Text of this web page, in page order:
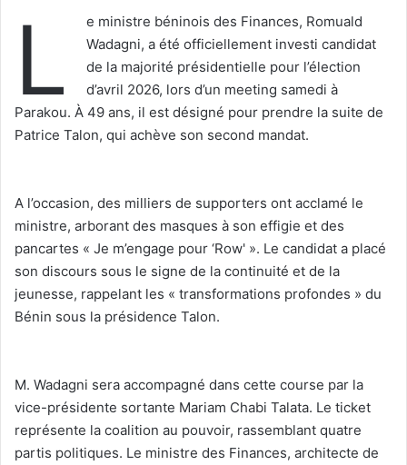
L
e ministre béninois des Finances, Romuald
Wadagni, a été officiellement investi candidat
de la majorité présidentielle pour l’élection
d’avril 2026, lors d’un meeting samedi à
Parakou. À 49 ans, il est désigné pour prendre la suite de
Patrice Talon, qui achève son second mandat.
‎A l’occasion, des milliers de supporters ont acclamé le
ministre, arborant des masques à son effigie et des
pancartes « Je m’engage pour ‘Row' ». Le candidat a placé
son discours sous le signe de la continuité et de la
jeunesse, rappelant les « transformations profondes » du
Bénin sous la présidence Talon.
‎M. Wadagni sera accompagné dans cette course par la
vice-présidente sortante Mariam Chabi Talata. Le ticket
représente la coalition au pouvoir, rassemblant quatre
partis politiques. Le ministre des Finances, architecte de